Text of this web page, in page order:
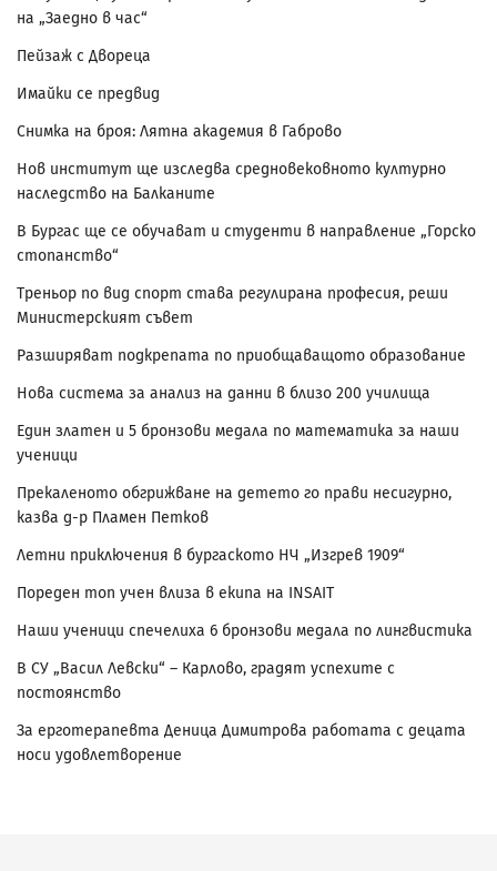
на „Заедно в час“
Пейзаж с Двореца
Имайки се предвид
Снимка на броя: Лятна академия в Габрово
Нов институт ще изследва средновековното културно
наследство на Балканите
В Бургас ще се обучават и студенти в направление „Горско
стопанство“
Треньор по вид спорт става регулирана професия, реши
Министерският съвет
Разширяват подкрепата по приобщаващото образование
Нова система за анализ на данни в близо 200 училища
Един златен и 5 бронзови медала по математика за наши
ученици
Прекаленото обгрижване на детето го прави несигурно,
казва д-р Пламен Петков
Летни приключения в бургаското НЧ „Изгрев 1909“
Пореден топ учен влиза в екипа на INSAIT
Наши ученици спечелиха 6 бронзови медала по лингвистика
В СУ „Васил Левски“ – Карлово, градят успехите с
постоянство
За ерготерапевта Деница Димитрова работата с децата
носи удовлетворение